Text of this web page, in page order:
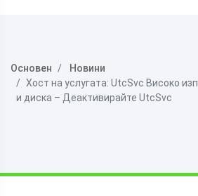
Основен
Новини
Хост на услугата: UtcSvc Високо
и диска – Деактивирайте UtcSvc